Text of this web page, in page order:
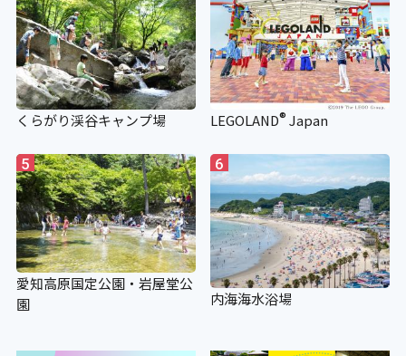
階段手すり点字シート
×
視覚障がい者誘導用ブロック
〇
くらがり渓谷キャンプ場 LEGOLAND®Japan
5
愛知高原国定公園・岩屋堂公
園
6
内海海水浴場